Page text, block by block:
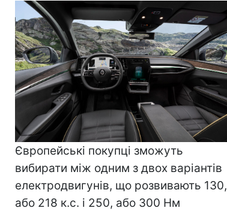
Європейські покупці зможуть
вибирати між одним з двох варіантів
електродвигунів, що розвивають 130,
або 218 к.с. і 250, або 300 Нм